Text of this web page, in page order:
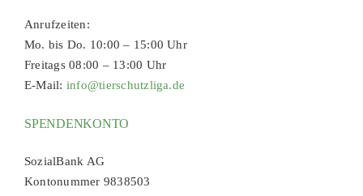
Anrufzeiten:
Mo. bis Do. 10:00 – 15:00 Uhr
Freitags 08:00 – 13:00 Uhr
E-Mail: info@tierschutzliga.de
SPENDENKONTO
SozialBank AG
Kontonummer 9838503